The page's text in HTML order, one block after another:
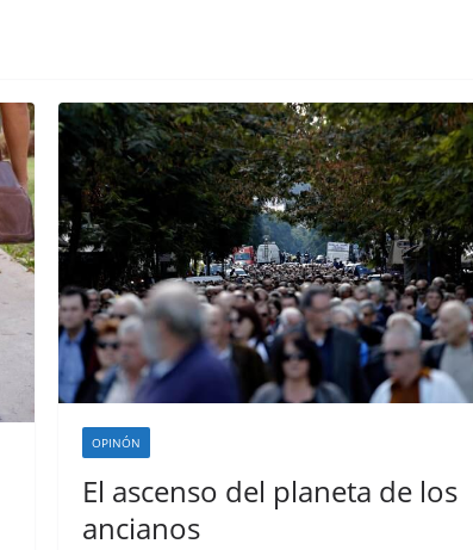
OPINÓN
El ascenso del planeta de los
ancianos